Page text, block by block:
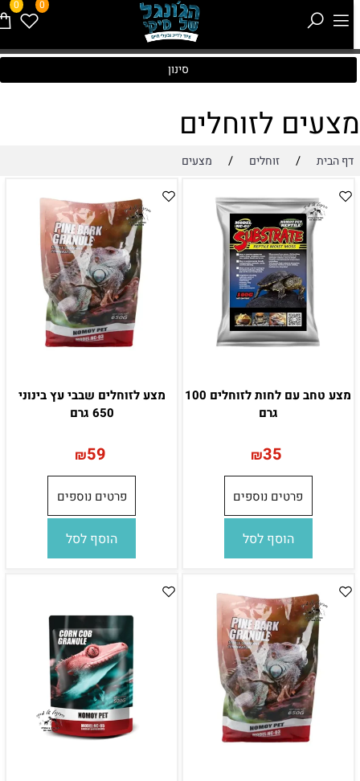
0 0
סינון
לזוחלים
דף הבית / זוחלים / מצעים
מצע טחב עם לחות לזוחלים 100
גרם
₪35
פרטים נוספים
הוסף לסל
מצע לזוחלים שבבי עץ בינוני
650 גרם
₪59
פרטים נוספים
הוסף לסל